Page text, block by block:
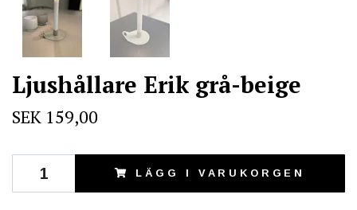
Ljushållare Erik grå-beige
SEK 159,00
LÄGG I VARUKORGEN